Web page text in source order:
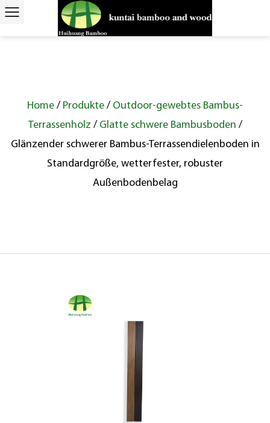
Home / Produkte / Outdoor-gewebtes Bambus-
Terrassenholz / Glatte schwere Bambusboden /
Glänzender schwerer Bambus-Terrassendielenboden in
Standardgröße, wetterfester, robuster
Außenbodenbelag